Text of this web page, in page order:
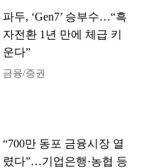
파두, ‘Gen7’ 승부수…“흑
자전환 1년 만에 체급 키
운다”
금융/증권
“700만 동포 금융시장 열
렸다”…기업은행·농협 등